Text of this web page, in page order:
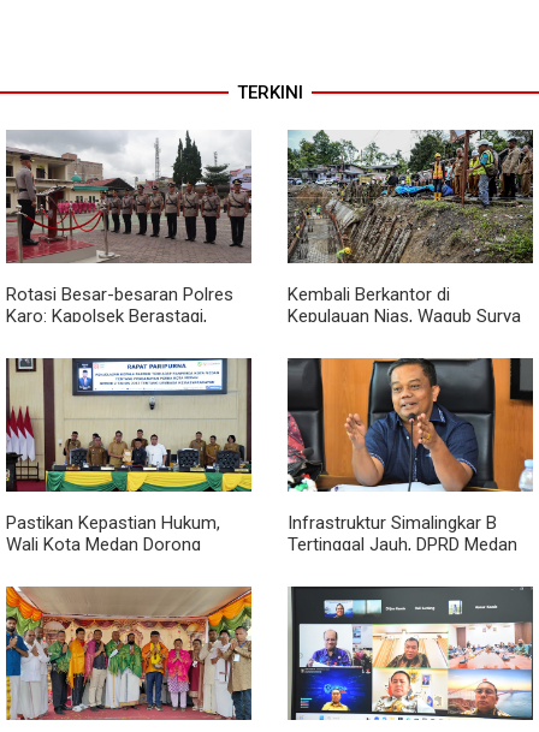
TERKINI
Rotasi Besar-besaran Polres
Karo: Kapolsek Berastagi,
Berganti Wajah
Kembali Berkantor di
Kepulauan Nias, Wagub Surya
Pemprov Sumut Berjalan
Sesuai Rencana
Pastikan Kepastian Hukum,
Wali Kota Medan Dorong
Kemasyarakatan
Infrastruktur Simalingkar B
Tertinggal Jauh, DPRD Medan
Khusus